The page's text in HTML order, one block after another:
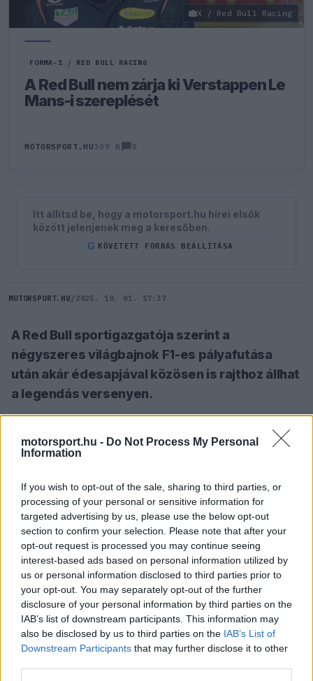
motorsport.hu - Do Not Process My Personal
Information
If you wish to opt-out of the sale, sharing to third parties, or
processing of your personal or sensitive information for
targeted advertising by us, please use the below opt-out
section to confirm your selection. Please note that after your
opt-out request is processed you may continue seeing
interest-based ads based on personal information utilized by
us or personal information disclosed to third parties prior to
your opt-out. You may separately opt-out of the further
disclosure of your personal information by third parties on the
IAB’s list of downstream participants. This information may
also be disclosed by us to third parties on the IAB’s List of
Downstream Participants that may further disclose it to other
X / Red Bull Racing
FORMA-1 / RED BULL RACING
A Red Bull nem zárja ki Verstappen Le
Mans-i szereplését
MOTORSPORT.HU309 N 0
Itt állítsd be, hogy a motorsport.hu hírei elsők
között jelenjenek meg a keresőben.
G KÖVETETT FORRÁS BEÁLLÍTÁSA
MOTORSPORT.HU / 2025. 10. 01. 17:37
A Red Bull sportigazgatója szerint a
négyszeres világbajnok F1-es pályafutása
után akár édesapjával közösen is rajthoz állhat
a legendás versenyen.
SZÓLJ HOZZÁ TE IS!
Helmut Marko, a Red Bull sportigazgatója nem
zárta ki annak lehetőségét, hogyMax
Verstappena Forma–1-es karrierje után a Le
Mans-i 24 órás versenyen álljon rajthoz,
méghozzá akár édesapjával, Jos Verstappennel
közösen.
A holland világbajnok közismerten rajong az
autósportért, amit Marko külön ki is emelt